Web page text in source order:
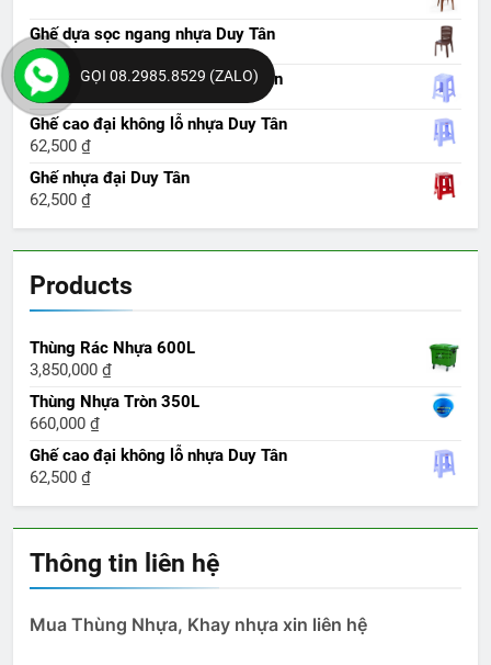
Ghế dựa sọc ngang nhựa Duy Tân
Ghế cao chống trượt nhựa Duy Tân
Ghế cao đại không lỗ nhựa Duy Tân
62,500 ₫
Ghế nhựa đại Duy Tân
62,500 ₫
Products
Thùng Rác Nhựa 600L
3,850,000 ₫
Thùng Nhựa Tròn 350L
660,000 ₫
Ghế cao đại không lỗ nhựa Duy Tân
62,500 ₫
Thông tin liên hệ
Mua Thùng Nhựa, Khay nhựa xin liên hệ
GỌI 08.2985.8529 (ZALO)